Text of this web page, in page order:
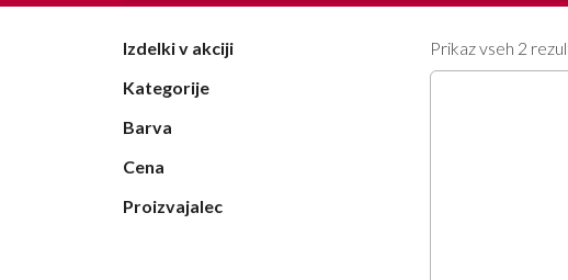
Izdelki v akciji
Kategorije
Barva
Cena
Proizvajalec
Prikaz vseh 2